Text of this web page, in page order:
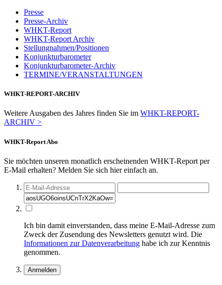
Presse
Presse-Archiv
WHKT-Report
WHKT-Report Archiv
Stellungnahmen/Positionen
Konjunkturbarometer
Konjunkturbarometer-Archiv
TERMINE/VERANSTALTUNGEN
WHKT-REPORT-ARCHIV
Weitere Ausgaben des Jahres finden Sie im WHKT-REPORT-
ARCHIV >
WHKT-Report Abo
Sie möchten unseren monatlich erscheinenden WHKT-Report per
E-Mail erhalten? Melden Sie sich hier einfach an.
Ich bin damit einverstanden, dass meine E-Mail-Adresse zum
Zweck der Zusendung des Newsletters genutzt wird. Die
Informationen zur Datenverarbeitung habe ich zur Kenntnis
genommen.